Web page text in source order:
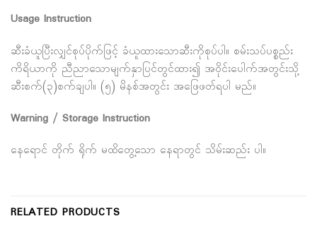
Usage Instruction
ဆီးခံယူပြီးလျှင်စုပ်ပိုက်ဖြင့် ခံယူထားသောဆီးကိုစုပ်ပါ။ စမ်းသပ်ပစ္စည်း
ကိရိယာကို ညီညာသောမျက်နှာပြင်တွင်ထား၍ အဝိုင်းပေါက်အတွင်းသို့
ဆီးစက်(၃)စက်ချပါ။ (၅) မိနစ်အတွင်း အဖြေဖတ်ရပါ မည်။
Warning / Storage Instruction
နေရောင် တိုက် ရိုက် မထိတွေ့သော နေရာတွင် သိမ်းဆည်း ပါ။
RELATED PRODUCTS